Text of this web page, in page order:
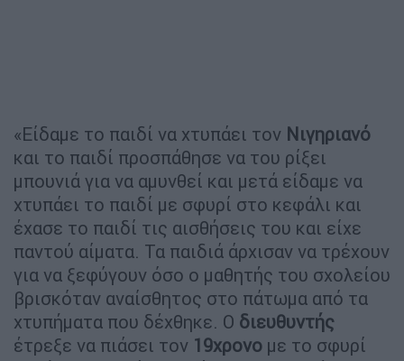
«Είδαμε το παιδί να χτυπάει τον Νιγηριανό
και το παιδί προσπάθησε να του ρίξει
μπουνιά για να αμυνθεί και μετά είδαμε να
χτυπάει το παιδί με σφυρί στο κεφάλι και
έχασε το παιδί τις αισθήσεις του και είχε
παντού αίματα. Τα παιδιά άρχισαν να τρέχουν
για να ξεφύγουν όσο ο μαθητής του σχολείου
βρισκόταν αναίσθητος στο πάτωμα από τα
χτυπήματα που δέχθηκε. Ο διευθυντής
έτρεξε να πιάσει τον 19χρονο με το σφυρί